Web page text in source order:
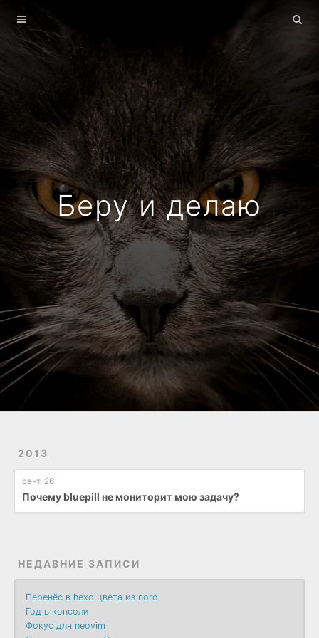
Беру и делаю
2013
сент. 26
Почему bluepill не мониторит мою задачу?
НЕДАВНИЕ ЗАПИСИ
Перенёс в hexo цвета из nord
Год в консоли
Фокус для neovim
Главная
Архив